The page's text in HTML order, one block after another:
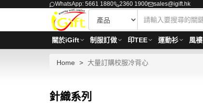
WhatsApp: 5661 1880 2360 1900 sales@igift.hk
關於iGift 制服訂做 印TEE 運動衫 風褸
Home 大量訂購校服冷背心
針織系列